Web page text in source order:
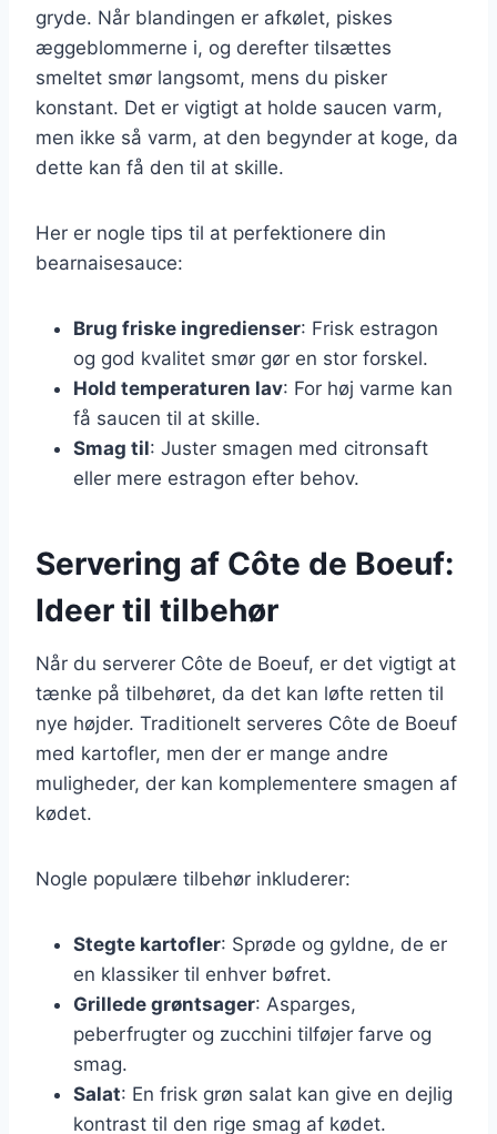
gryde. Når blandingen er afkølet, piskes
æggeblommerne i, og derefter tilsættes
smeltet smør langsomt, mens du pisker
konstant. Det er vigtigt at holde saucen varm,
men ikke så varm, at den begynder at koge, da
dette kan få den til at skille.
Her er nogle tips til at perfektionere din
bearnaisesauce:
Brug friske ingredienser: Frisk estragon
og god kvalitet smør gør en stor forskel.
Hold temperaturen lav: For høj varme kan
få saucen til at skille.
Smag til: Juster smagen med citronsaft
eller mere estragon efter behov.
Servering af Côte de Boeuf:
Ideer til tilbehør
Når du serverer Côte de Boeuf, er det vigtigt at
tænke på tilbehøret, da det kan løfte retten til
nye højder. Traditionelt serveres Côte de Boeuf
med kartofler, men der er mange andre
muligheder, der kan komplementere smagen af
kødet.
Nogle populære tilbehør inkluderer:
Stegte kartofler: Sprøde og gyldne, de er
en klassiker til enhver bøfret.
Grillede grøntsager: Asparges,
peberfrugter og zucchini tilføjer farve og
smag.
Salat: En frisk grøn salat kan give en dejlig
kontrast til den rige smag af kødet.